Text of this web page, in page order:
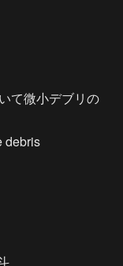
て微小デブリの
debris